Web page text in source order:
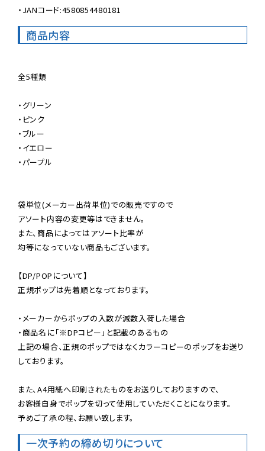
・JANコード:4580854480181
商品内容
全5種類
・グリーン
・ピンク
・ブルー
・イエロー
・パープル
袋単位(メーカー出荷単位)での販売ですので
アソート内容の変更等はできません。
また、商品によってはアソート比率が
均等になっていない商品もございます。
【DP/POPについて】
正規ポップは先着順となっております。
・メーカーからポップの入数が減数入荷した場合
・商品名に「※DPコピー」と記載のあるもの
上記の場合、正規のポップではなくカラーコピーのポップをお送り
しております。
また、A4用紙へ印刷されたものをお送りしておりますので、
お客様自身でポップを切って使用していただくことになります。
予めご了承の程、お願い致します。
一次予約の締め切りについて